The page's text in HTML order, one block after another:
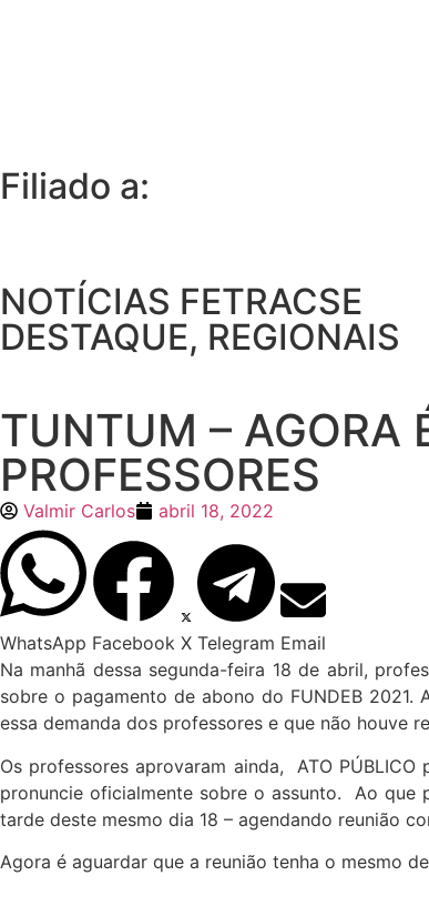
Filiado a:
NOTÍCIAS FETRACSE
DESTAQUE, REGIONAIS
TUNTUM – AGORA
PROFESSORES
Valmir Carlos abril 18, 2022
WhatsApp Facebook X Telegram Email
Na manhã dessa segunda-feira 18 de abril,
sobre o pagamento de abono do FUNDEB
essa demanda dos professores e que não houve
Os professores aprovaram ainda, ATO
pronuncie oficialmente sobre o assunto. Ao
tarde deste mesmo dia 18 – agendando reunião
Agora é aguardar que a reunião tenha o mesmo